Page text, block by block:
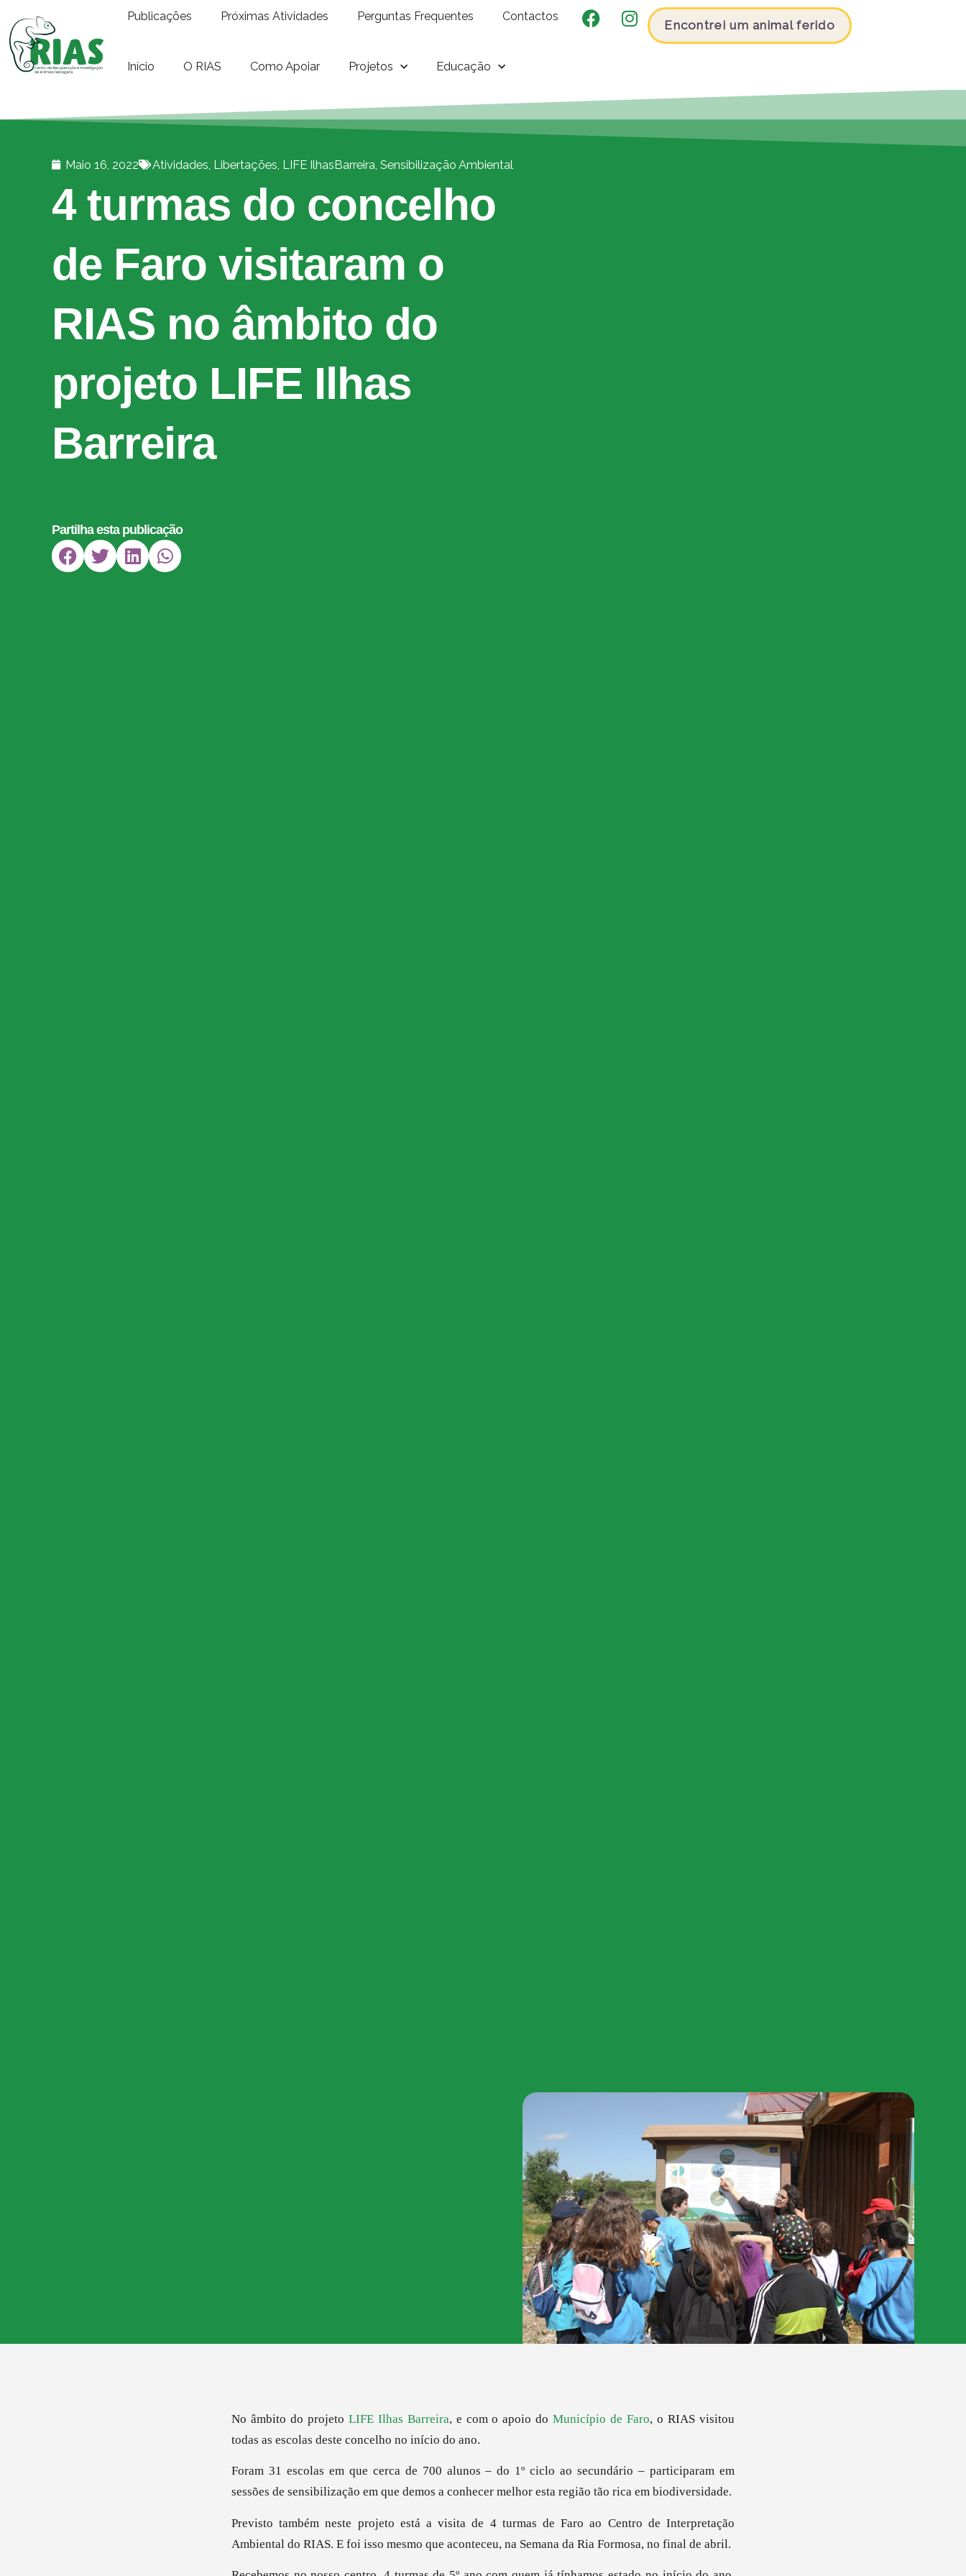
Publicações Próximas Atividades Perguntas Frequentes Contactos
Encontrei um animal ferido
Início O RIAS Como Apoiar Projetos Educação
Maio 16, 2022 Atividades, Libertações, LIFE IlhasBarreira, Sensibilização Ambiental
4 turmas do concelho
de Faro visitaram o
RIAS no âmbito do
projeto LIFE Ilhas
Barreira
Partilha esta publicação
No âmbito do projeto LIFE Ilhas Barreira, e com o apoio doMunicípio de Faro, o RIAS visitou
todas as escolas deste concelho no início do ano.
Foram 31 escolas em que cerca de 700 alunos – do 1º ciclo ao secundário – participaram em
sessões de sensibilização em que demos a conhecer melhor esta região tão rica em biodiversidade.
Previsto também neste projeto está a visita de 4 turmas de Faro ao Centro de Interpretação
Ambiental do RIAS. E foi isso mesmo que aconteceu, na Semana da Ria Formosa, no final de abril.